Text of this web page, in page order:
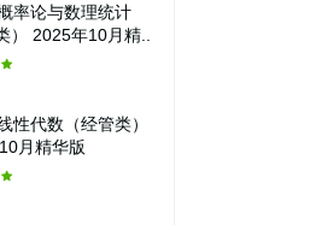
率论与数理统计
） 2025年10月精..
性代数（经管类）
月精华版